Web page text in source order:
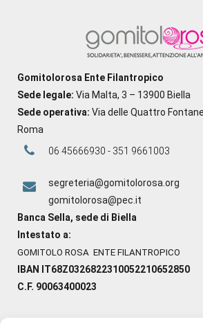
Gomitolorosa Ente Filantropico
Sede legale: Via Malta, 3 – 13900 Biella
Sede operativa: Via delle Quattro
Roma
06 45666930 - 351 9661003
segreteria@gomitolorosa.org
gomitolorosa@pec.it
Banca Sella, sede di Biella
Intestato a:
GOMITOLO ROSA ENTE FILANTROPICO
IBAN IT68Z0326822310052210652850
C.F. 90063400023